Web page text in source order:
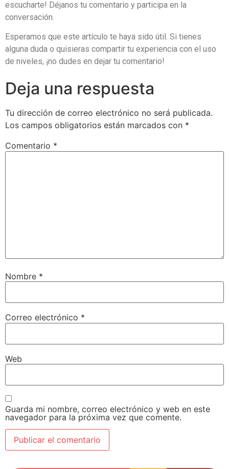
escucharte! Déjanos tu comentario y participa en la
conversación.
Esperamos que este artículo te haya sido útil. Si tienes
alguna duda o quisieras compartir tu experiencia con el uso
de niveles, ¡no dudes en dejar tu comentario!
Deja una respuesta
Tu dirección de correo electrónico no será publicada.
Los campos obligatorios están marcados con *
Comentario *
Nombre *
Correo electrónico *
Web
Guarda mi nombre, correo electrónico y web en este
navegador para la próxima vez que comente.